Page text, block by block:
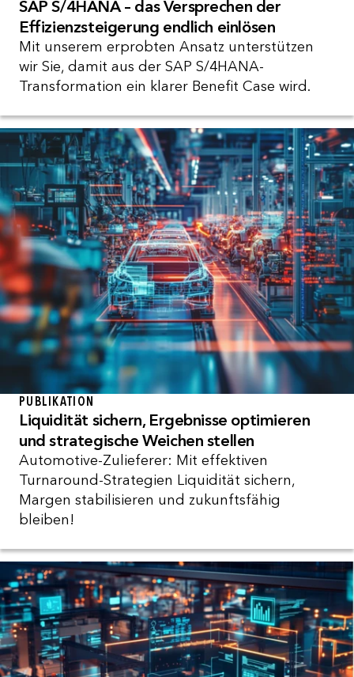
SAP S/4HANA – das Versprechen der
Effizienzsteigerung endlich einlösen
Mit unserem erprobten Ansatz unterstützen
wir Sie, damit aus der SAP S/4HANA-
Transformation ein klarer Benefit Case wird.
PUBLIKATION
Liquidität sichern, Ergebnisse optimieren
und strategische Weichen stellen
Automotive-Zulieferer: Mit effektiven
Turnaround-Strategien Liquidität sichern,
Margen stabilisieren und zukunftsfähig
bleiben!